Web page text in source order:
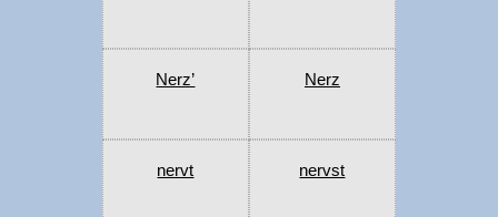
Nerz’ Nerz
nervt nervst